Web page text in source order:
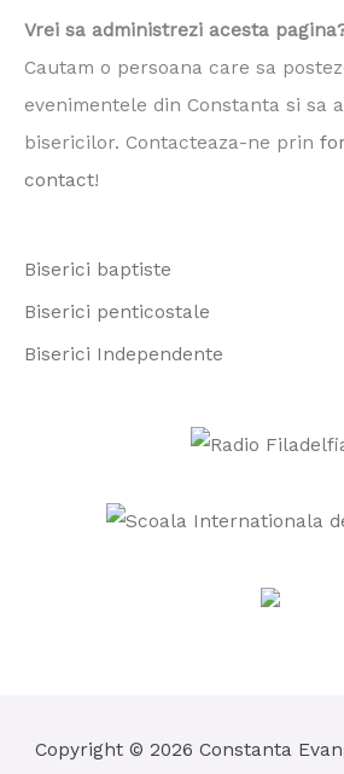
:
Vrei sa administrezi acesta
Cautam o persoana care sa
evenimentele din Constanta si sa
bisericilor. Contacteaza-ne prin
contact!
Biserici baptiste
Biserici penticostale
Biserici Independente
Copyright © 2026 Constanta